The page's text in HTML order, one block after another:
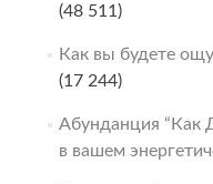
(48 511)
Как вы будете
(17 244)
Абунданция “Как
в вашем